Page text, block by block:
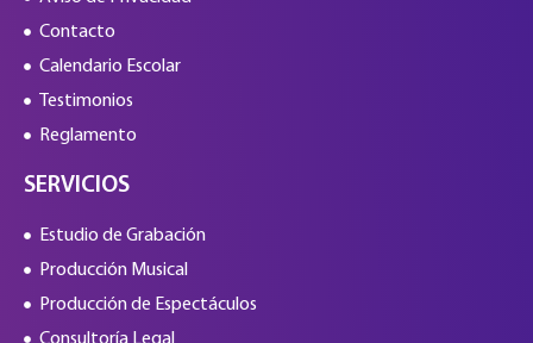
Contacto
Calendario Escolar
Testimonios
Reglamento
SERVICIOS
Estudio de Grabación
Producción Musical
Producción de Espectáculos
Consultoría Legal